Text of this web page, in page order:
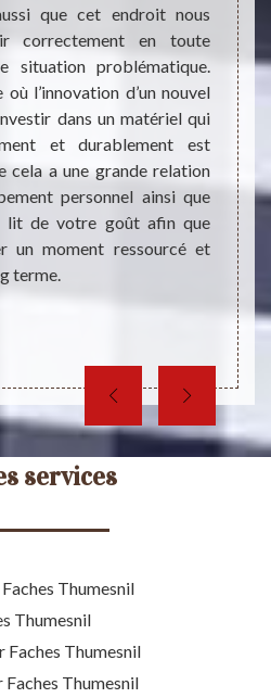
que cet endroit nous
correctement en toute
situation problématique.
où l’innovation d’un nouvel
dans un matériel qui
et durablement est
cela a une grande relation
personnel ainsi que
lit de votre goût afin que
un moment ressourcé et
terme.
pas
site
services
Thumesnil
Thumesnil
Faches Thumesnil
Thumesnil